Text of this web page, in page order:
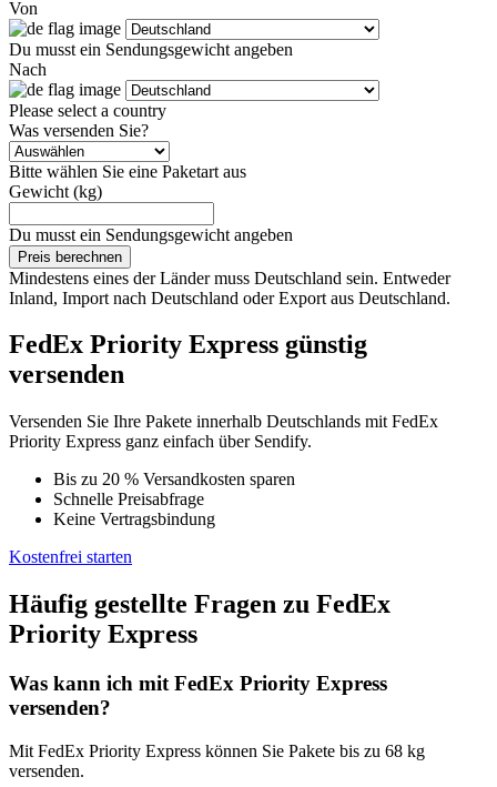
Von
Du musst ein Sendungsgewicht angeben
Nach
Please select a country
Was versenden Sie?
Bitte wählen Sie eine Paketart aus
Gewicht (kg)
Du musst ein Sendungsgewicht angeben
Preis berechnen
Mindestens eines der Länder muss Deutschland sein. Entweder
Inland, Import nach Deutschland oder Export aus Deutschland.
FedEx Priority Express günstig
versenden
Versenden Sie Ihre Pakete innerhalb Deutschlands mit FedEx
Priority Express ganz einfach über Sendify.
Bis zu 20 % Versandkosten sparen
Schnelle Preisabfrage
Keine Vertragsbindung
Kostenfrei starten
Häufig gestellte Fragen zu FedEx
Priority Express
Was kann ich mit FedEx Priority Express
versenden?
Mit FedEx Priority Express können Sie Pakete bis zu 68 kg
versenden.